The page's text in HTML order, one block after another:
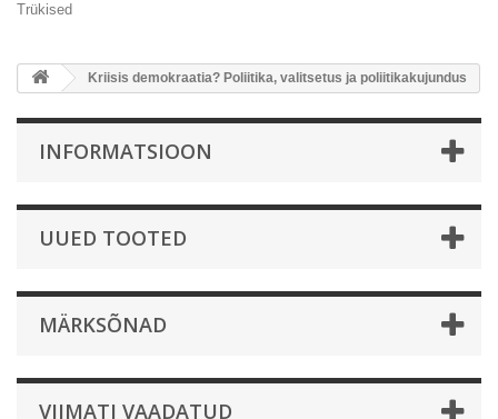
Trükised
Kriisis demokraatia? Poliitika, valitsetus ja poliitikakujundus
INFORMATSIOON
UUED TOOTED
MÄRKSÕNAD
VIIMATI VAADATUD